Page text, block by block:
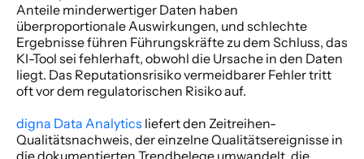
Anteile minderwertiger Daten haben
überproportionale Auswirkungen, und schlechte
Ergebnisse führen Führungskräfte zu dem Schluss, das
KI-Tool sei fehlerhaft, obwohl die Ursache in den Daten
liegt. Das Reputationsrisiko vermeidbarer Fehler tritt
oft vor dem regulatorischen Risiko auf.
digna Data Analytics liefert den Zeitreihen-
Qualitätsnachweis, der einzelne Qualitätsereignisse in
die dokumentierten Trendbelege umwandelt, die